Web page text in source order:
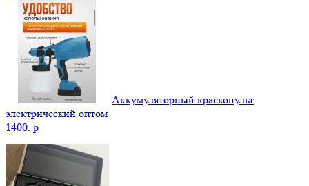
Аккумуляторный краскопульт
электрический оптом
1400. p